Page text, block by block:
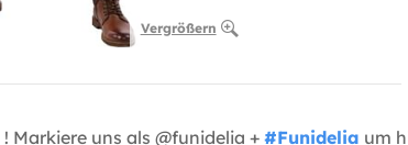
Vergrößern
! Markiere uns als @funidelia + #Funidelia um